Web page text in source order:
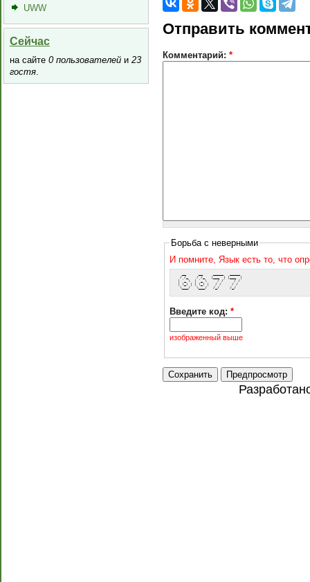
UWW
Сейчас
на сайте 0 пользователей и 23
гостя.
Отправить
Комментарий: *
Борьба с неверными
И помните, Язык есть то, что
  / /_    / /_   |___  | |___  |
| '_ \  | '_ \     / /     / /
| (_) | | (_) |   / /     / /
  \___/   \___/   /_/     /_/
Введите код: *
изображенный выше